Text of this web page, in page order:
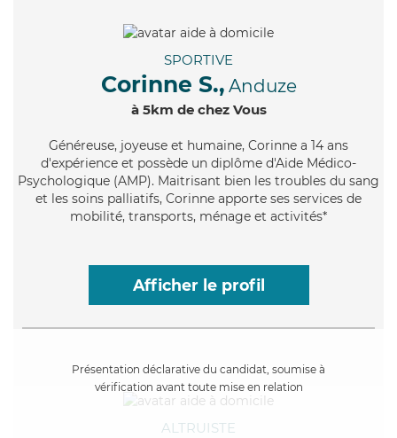
SPORTIVE
Corinne S., Anduze
à 5km de chez Vous
Généreuse, joyeuse et humaine, Corinne a 14 ans
d'expérience et possède un diplôme d'Aide Médico-
Psychologique (AMP). Maitrisant bien les troubles du sang
et les soins palliatifs, Corinne apporte ses services de
mobilité, transports, ménage et activités*
Afficher le profil
Présentation déclarative du candidat, soumise à
vérification avant toute mise en relation
ALTRUISTE